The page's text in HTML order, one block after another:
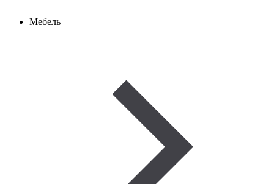
Мебель